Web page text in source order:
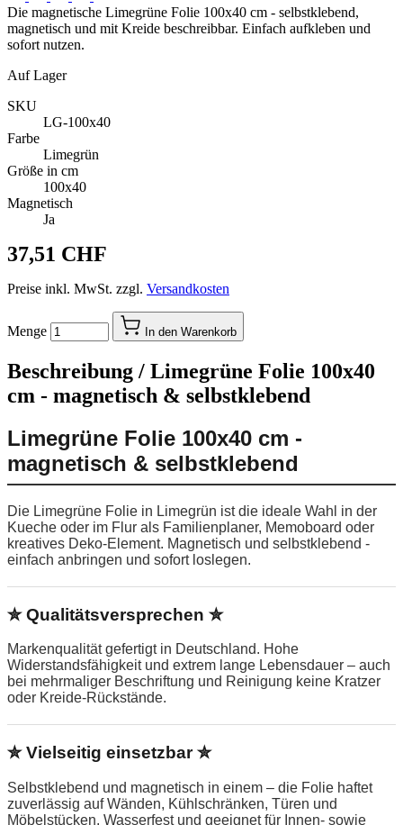
Die magnetische Limegrüne Folie 100x40 cm - selbstklebend,
magnetisch und mit Kreide beschreibbar. Einfach aufkleben und
sofort nutzen.
Auf Lager
SKU
LG-100x40
Farbe
Limegrün
Größe in cm
100x40
Magnetisch
Ja
37,51 CHF
Preise inkl. MwSt. zzgl. Versandkosten
Menge In den Warenkorb
Beschreibung / Limegrüne Folie 100x40
cm - magnetisch & selbstklebend
Limegrüne Folie 100x40 cm -
magnetisch & selbstklebend
Die Limegrüne Folie in Limegrün ist die ideale Wahl in der
Kueche oder im Flur als Familienplaner, Memoboard oder
kreatives Deko-Element. Magnetisch und selbstklebend -
einfach anbringen und sofort loslegen.
✮ Qualitätsversprechen ✮
Markenqualität gefertigt in Deutschland. Hohe
Widerstandsfähigkeit und extrem lange Lebensdauer – auch
bei mehrmaliger Beschriftung und Reinigung keine Kratzer
oder Kreide-Rückstände.
✮ Vielseitig einsetzbar ✮
Selbstklebend und magnetisch in einem – die Folie haftet
zuverlässig auf Wänden, Kühlschränken, Türen und
Möbelstücken. Wasserfest und geeignet für Innen- sowie